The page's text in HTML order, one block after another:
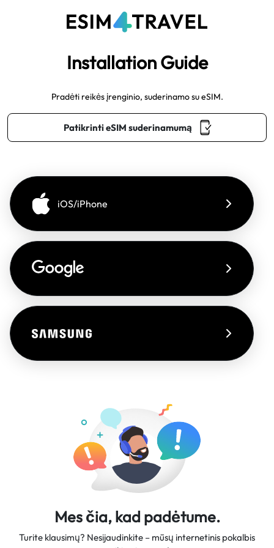
Installation Guide
Pradėti reikės įrenginio, suderinamo su eSIM.
Patikrinti eSIM suderinamumą
iOS/iPhone
Mes čia, kad padėtume.
Turite klausimų? Nesijaudinkite – mūsų internetinis pokalbis